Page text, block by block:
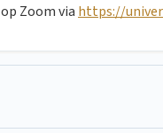
Zoom via https://